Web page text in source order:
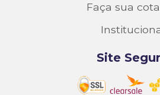
Faça sua
Site